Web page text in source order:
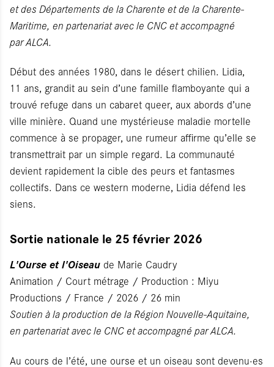
et des Départements de la Charente et de la Charente-
Maritime, en partenariat avec le CNC et accompagné
par ALCA.
Début des années 1980, dans le désert chilien. Lidia,
11 ans, grandit au sein d’une famille flamboyante qui a
trouvé refuge dans un cabaret queer, aux abords d’une
ville minière. Quand une mystérieuse maladie mortelle
commence à se propager, une rumeur affirme qu’elle se
transmettrait par un simple regard. La communauté
devient rapidement la cible des peurs et fantasmes
collectifs. Dans ce western moderne, Lidia défend les
siens.
Sortie nationale le 25 février 2026
L'Ourse et l'Oiseau de Marie Caudry
Animation / Court métrage / Production : Miyu
Productions / France / 2026 / 26 min
Soutien à la production de la Région Nouvelle-Aquitaine,
en partenariat avec le CNC et accompagné par ALCA.
Au cours de l’été, une ourse et un oiseau sont devenu·es